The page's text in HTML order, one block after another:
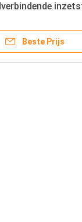
Beste Prijs